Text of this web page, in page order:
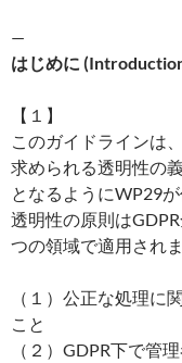
—
はじめに
【１】
このガイドラインは
求められる透明性の
となるようにWP29
透明性の原則は
つの領域で適用されま
（１）公正な処理に
こと
（２）GDPR下で管